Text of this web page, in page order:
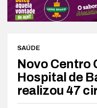
SAÚDE
Novo Centro
Hospital de
realizou 47